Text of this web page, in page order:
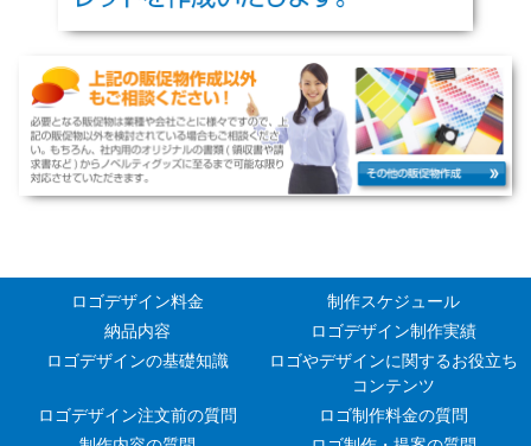
ロゴデザイン料金
制作スケジュール
納品内容
ロゴデザイン制作実績
ロゴデザインの基礎知識
ロゴやデザインに関するお役立ち
コンテンツ
ロゴデザイン注文前の質問
ロゴ制作料金の質問